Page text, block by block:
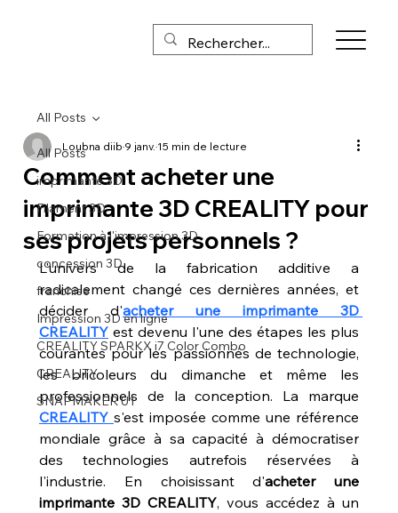
All Posts
imprimante 3D
Filament 3D
Formation à l'impression 3D
concession 3D,
franchise
Impression 3D en ligne
CREALITY SPARKX i7 Color Combo
CREALITY
SNAPMAKER U1
All Posts
Comment acheter une
imprimante 3D CREALITY pour
ses projets personnels ?
Loubna diib9 janv. 15 min de lecture
L'univers de la fabrication additive a
radicalement changé ces dernières années, et
décider d'acheter une imprimante 3D
CREALITY est devenu l'une des étapes les plus
courantes pour les passionnés de technologie,
les bricoleurs du dimanche et même les
CREALITY s'est imposée comme une référence
mondiale grâce à sa capacité à démocratiser
des technologies autrefois réservées à
l'industrie. En choisissant d'acheter une
imprimante 3D CREALITY, vous accédez à un